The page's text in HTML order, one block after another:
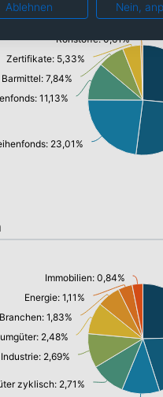
23,01%
11,13%
Barmittel: 7,84%
Zertifikate: 5,33%
Rohstoffe: 0,61%
zyklisch: 2,71%
Industrie: 2,69%
2,48%
1,83%
Energie: 1,11%
Immobilien: 0,84%
Ablehnen Nein,